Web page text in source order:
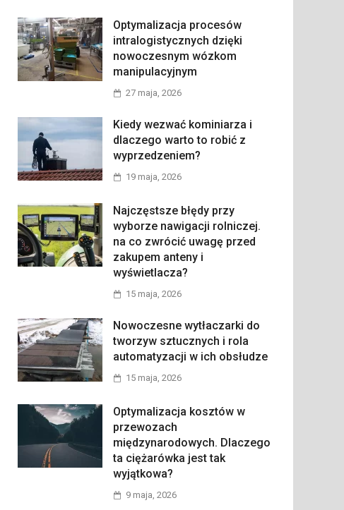
Optymalizacja procesów
intralogistycznych dzięki
nowoczesnym wózkom
manipulacyjnym
27 maja, 2026
Kiedy wezwać kominiarza i
dlaczego warto to robić z
wyprzedzeniem?
19 maja, 2026
Najczęstsze błędy przy
wyborze nawigacji rolniczej.
na co zwrócić uwagę przed
zakupem anteny i
wyświetlacza?
15 maja, 2026
Nowoczesne wytłaczarki do
tworzyw sztucznych i rola
automatyzacji w ich obsłudze
15 maja, 2026
Optymalizacja kosztów w
przewozach
międzynarodowych. Dlaczego
ta ciężarówka jest tak
wyjątkowa?
9 maja, 2026